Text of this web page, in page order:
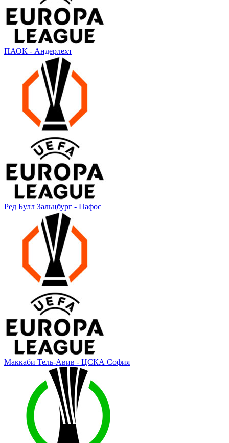
ПАОК - Андерлехт
Ред Булл Зальцбург - Пафос
Маккаби Тель-Авив - ЦСКА София